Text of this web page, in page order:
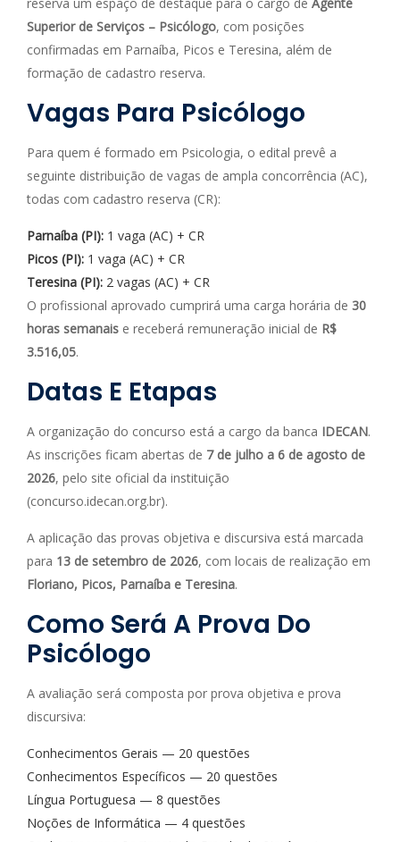
Superior de Serviços – Psicólogo, com posições
confirmadas em Parnaíba, Picos e Teresina, além de
formação de cadastro reserva.
Vagas Para Psicólogo
Para quem é formado em Psicologia, o edital prevê a
seguinte distribuição de vagas de ampla concorrência (AC),
todas com cadastro reserva (CR):
Parnaíba (PI): 1 vaga (AC) + CR
Picos (PI): 1 vaga (AC) + CR
Teresina (PI): 2 vagas (AC) + CR
O profissional aprovado cumprirá uma carga horária de 30
horas semanais e receberá remuneração inicial de R$
3.516,05.
Datas E Etapas
A organização do concurso está a cargo da banca IDECAN.
As inscrições ficam abertas de 7 de julho a 6 de agosto de
2026, pelo site oficial da instituição
(concurso.idecan.org.br).
A aplicação das provas objetiva e discursiva está marcada
para 13 de setembro de 2026, com locais de realização em
Floriano, Picos, Parnaíba e Teresina.
Como Será A Prova Do
Psicólogo
A avaliação será composta por prova objetiva e prova
discursiva:
Conhecimentos Gerais — 20 questões
Conhecimentos Específicos — 20 questões
Língua Portuguesa — 8 questões
Noções de Informática — 4 questões